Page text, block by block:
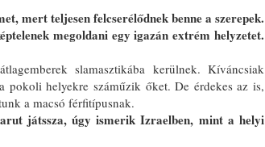
mert teljesen felcserélődnek benne a szerepek.
megoldani egy igazán extrém helyzetet.
slamasztikába kerülnek. Kíváncsiak
pokoli helyekre száműzik őket. De érdekes az is,
a macsó férfitípusnak.
játssza, úgy ismerik Izraelben, mint a helyi